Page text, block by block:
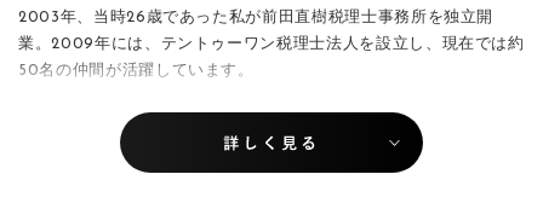
2003年、当時26歳であった私が前田直樹税理士事務所を独立開
業。2009年には、テントゥーワン税理士法人を設立し、現在では約
50名の仲間が活躍しています。
思い起こすと、当時に私
がクライアントに提供していた価
値と、いま私たち
が提供している価値を比べると、自分で
認めてしまうのも恥ずかしい限りで、「組織」の強さは明らかで